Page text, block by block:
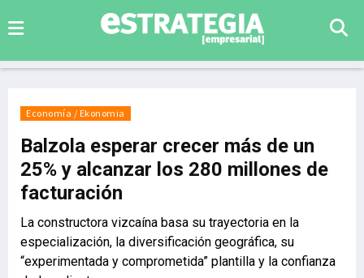
Economía / Ekonomia
Balzola esperar crecer más de un
25% y alcanzar los 280 millones de
facturación
La constructora vizcaína basa su trayectoria en la
especialización, la diversificación geográfica, su
“experimentada y comprometida” plantilla y la confianza